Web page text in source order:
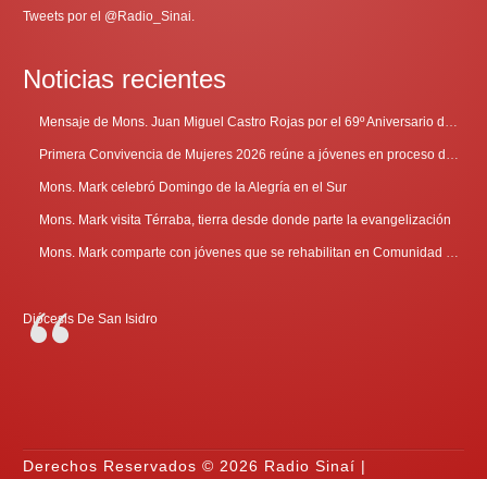
Tweets por el @Radio_Sinai.
Noticias recientes
Mons. Mark celebró Domingo de la Alegría en el Sur
Mons. Mark visita Térraba, tierra desde donde parte la evangelización
Diócesis De San Isidro
Derechos Reservados © 2026 Radio Sinaí |